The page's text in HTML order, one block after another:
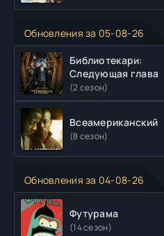
Обновления за 05-08-26
Библиотекари:
Следующая глава
(2 сезон)
Всеамериканский
(8 сезон)
Обновления за 04-08-26
Футурама
(14 сезон)